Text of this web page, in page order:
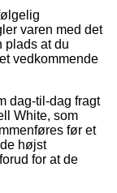
varen med det
plads at du
vedkommende
dag-til-dag fragt
White, som
før et
højst
for at de